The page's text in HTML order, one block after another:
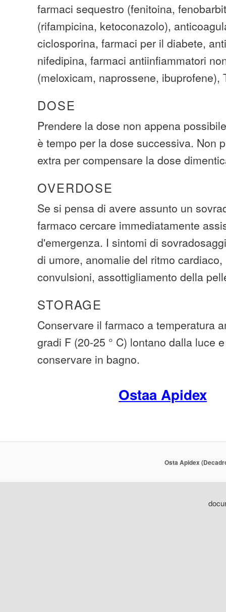
farmaci sequestro (fenitoina,
(rifampicina, ketoconazolo),
ciclosporina, farmaci per il diabete,
nifedipina, farmaci antiinfiammatori
(meloxicam, naprossene, ibuprofene),
DOSE
Prendere la dose non appena
è tempo per la dose successiva. Non
extra per compensare la dose
OVERDOSE
Se si pensa di avere assunto un
farmaco cercare immediatamente
d'emergenza. I sintomi di
di umore, anomalie del ritmo
convulsioni, assottigliamento della
STORAGE
Conservare il farmaco a temperatura
gradi F (20-25 ° C) lontano dalla luce
conservare in bagno.
Ostaa Apidex
Osta Apidex